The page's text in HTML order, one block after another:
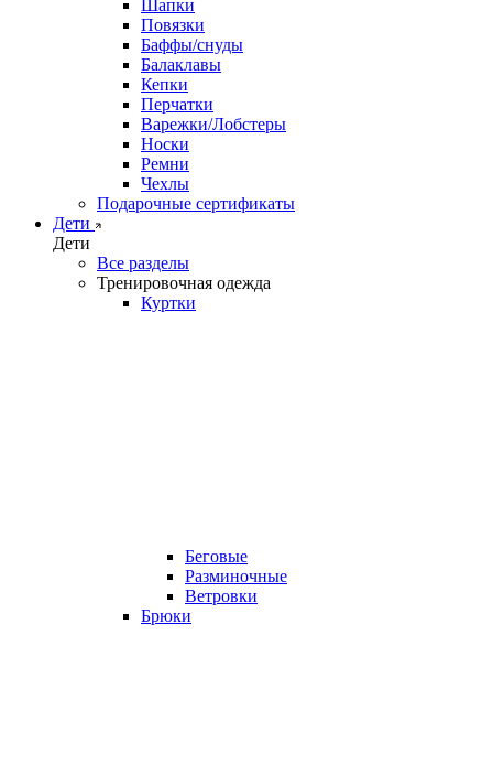
Шапки
Повязки
Баффы/снуды
Балаклавы
Кепки
Перчатки
Варежки/Лобстеры
Носки
Ремни
Чехлы
Подарочные сертификаты
Дети
Дети
Все разделы
Тренировочная одежда
Куртки
Беговые
Разминочные
Ветровки
Брюки